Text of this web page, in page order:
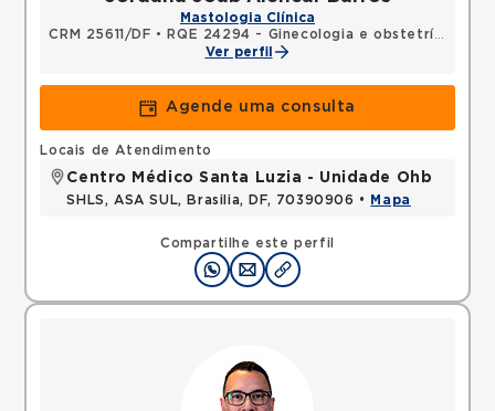
Mastologia Clínica
CRM 25611/DF • RQE 24294 - Ginecologia e obstetrícia
Ver perfil
Agende uma consulta
Compartilhe este perfil
Locais de Atendimento
Centro Médico Santa Luzia - Unidade Ohb
SHLS, ASA SUL, Brasilia, DF, 70390906 • Mapa